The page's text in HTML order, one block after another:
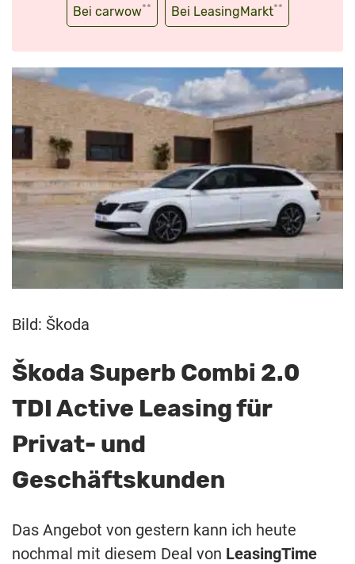
Bei carwow** Bei LeasingMarkt**
Bild: Škoda
Škoda Superb Combi 2.0
TDI Active Leasing für
Privat- und
Geschäftskunden
Das Angebot von gestern kann ich heute
nochmal mit diesem Deal von LeasingTime